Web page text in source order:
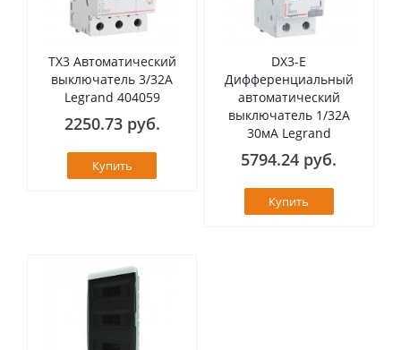
TX3 Автоматический
выключатель 3/32А
Legrand 404059
2250.73 руб.
Купить
DX3-E
Дифференциальный
автоматический
выключатель 1/32А
30мА Legrand
5794.24 руб.
Купить